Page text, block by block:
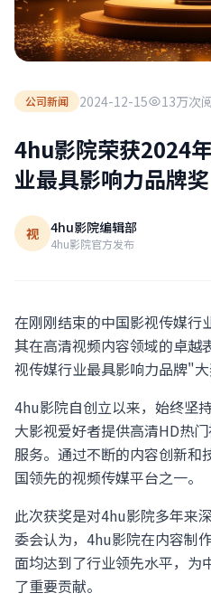
公司新闻 2024-12-15 13万次
4hu影院荣获2024
业最具影响力品牌奖
视 4hu影院编辑部
4hu影院官方发布
在刚刚结束的中国影视传媒行
其在高清视频内容领域的卓
视传媒行业最具影响力品牌"大
4hu影院自创立以来，始终坚
大影视爱好者提供高清HD热
服务。通过不断的内容创新和
国领先的视频传媒平台之一。
此次获奖是对4hu影院多年来
委会认为，4hu影院在内容制
面均达到了行业领先水平，为
了重要贡献。